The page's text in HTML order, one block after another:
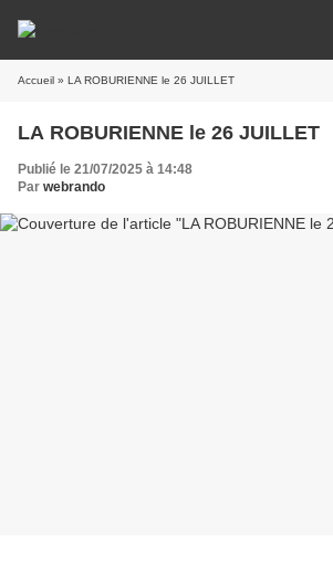
Accueil » LA ROBURIENNE le 26 JUILLET
LA ROBURIENNE le 26 JUILLET
Publié le 21/07/2025 à 14:48
Par webrando